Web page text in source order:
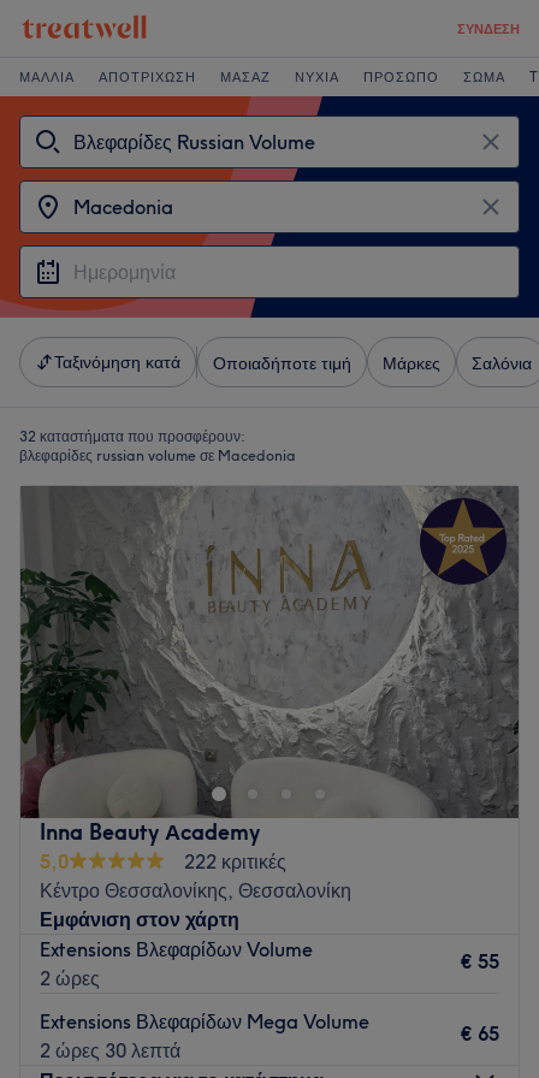
ΣΎΝΔΕΣΗ
ΜΑΛΛΙΆ ΑΠΟΤΡΊΧΩΣΗ ΜΑΣΆΖ ΝΎΧΙΑ ΠΡΌΣΩΠΟ ΣΏΜΑ
Ταξινόμηση κατά Οποιαδήποτε τιμή Μάρκες Σαλόνια
32 καταστήματα που προσφέρουν:
βλεφαρίδες russian volume σε Macedonia
Inna Beauty Αcademy
5,0
222 κριτικές
Κέντρο Θεσσαλονίκης, Θεσσαλονίκη
Εμφάνιση στον χάρτη
Extensions Βλεφαρίδων Volume
2 ώρες
€ 55
Extensions Βλεφαρίδων Mega Volume
2 ώρες 30 λεπτά
€ 65